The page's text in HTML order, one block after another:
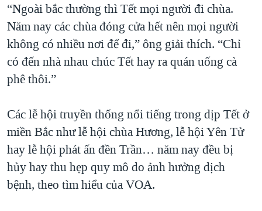
“Ngoài bắc thường thì Tết mọi người đi chùa.
Năm nay các chùa đóng cửa hết nên mọi người
không có nhiều nơi để đi,” ông giải thích. “Chỉ
có đến nhà nhau chúc Tết hay ra quán uống cà
phê thôi.”
Các lễ hội truyền thống nổi tiếng trong dịp Tết ở
miền Bắc như lễ hội chùa Hương, lễ hội Yên Tử
hay lễ hội phát ấn đền Trần… năm nay đều bị
hủy hay thu hẹp quy mô do ảnh hưởng dịch
bệnh, theo tìm hiểu của VOA.